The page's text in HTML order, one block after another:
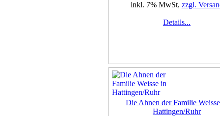
inkl. 7% MwSt, zzgl.
Details...
Die Ahnen der Familie
Hattingen/Ruhr